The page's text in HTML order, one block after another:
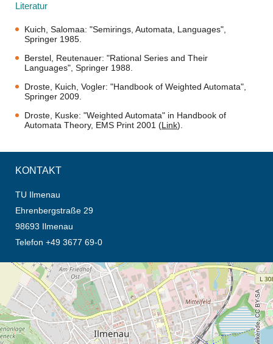
Literatur
Kuich, Salomaa: "Semirings, Automata, Languages",
Springer 1985.
Berstel, Reutenauer: "Rational Series and Their
Languages", Springer 1988.
Droste, Kuich, Vogler: "Handbook of Weighted Automata",
Springer 2009.
Droste, Kuske: "Weighted Automata" in Handbook of
Automata Theory, EMS Print 2001 (Link).
KONTAKT
TU Ilmenau
Ehrenbergstraße 29
98693 Ilmenau
Telefon +49 3677 69-0
Öffnet die Anfahrtsbeschreibung in neuem Tab (Karte)